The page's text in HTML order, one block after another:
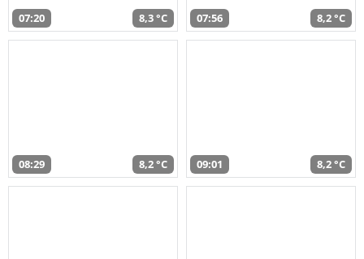
07:20 8,3 °C 07:56 8,2 °C
08:29 8,2 °C 09:01 8,2 °C